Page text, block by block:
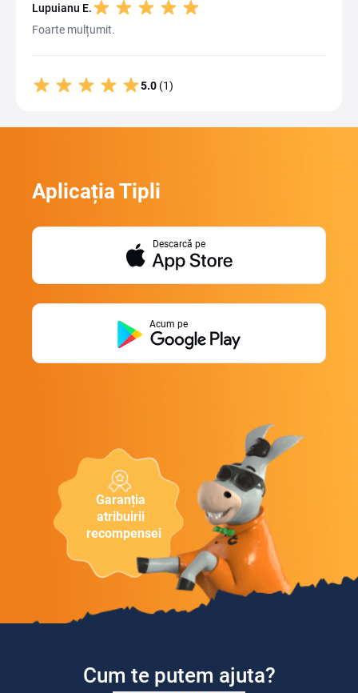
Lupuianu E.
Foarte mulțumit.
5.0 (1)
Garanția
atribuirii
recompensei
Aplicația Tipli
Descarcă pe
Acum pe
Cum te putem ajuta?